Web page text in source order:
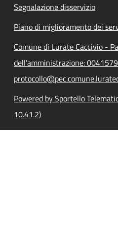
Segnalazione disservizio
Piano di miglioramento dei
Comune di Lurate Caccivio -
dell'amministrazione:
Powered by Sportello
10.41.2)